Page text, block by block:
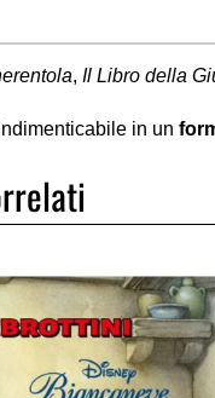
, Il Libro della
in un